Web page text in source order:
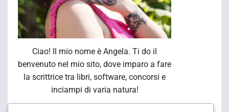
Ciao! Il mio nome è Angela. Ti do il
benvenuto nel mio sito, dove imparo a fare
la scrittrice tra libri, software, concorsi e
inciampi di varia natura!